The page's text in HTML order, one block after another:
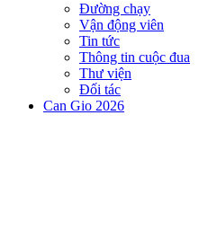
Đường chạy
Vận động viên
Tin tức
Thông tin cuộc đua
Thư viện
Đối tác
Can Gio 2026